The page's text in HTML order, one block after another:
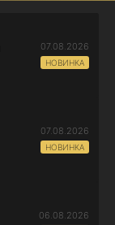
07.08.2026
НОВИНКА
07.08.2026
НОВИНКА
06.08.2026